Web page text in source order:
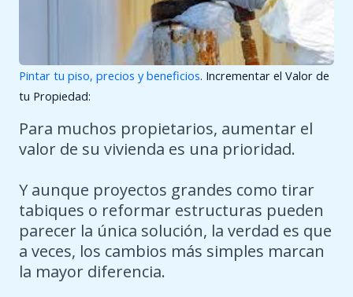
Pintar tu piso, precios y beneficios. Incrementar el Valor de
tu Propiedad:
Para muchos propietarios, aumentar el
valor de su vivienda es una prioridad.
Y aunque proyectos grandes como tirar
tabiques o reformar estructuras pueden
parecer la única solución, la verdad es que
a veces, los cambios más simples marcan
la mayor diferencia.